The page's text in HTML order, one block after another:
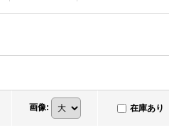
画像: 在庫あり